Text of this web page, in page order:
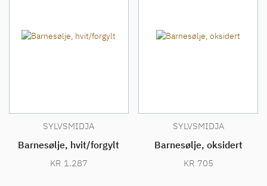
SYLVSMIDJA
Barnesølje, hvit/forgylt
KR 1.287
SYLVSMIDJA
Barnesølje, oksidert
KR 705